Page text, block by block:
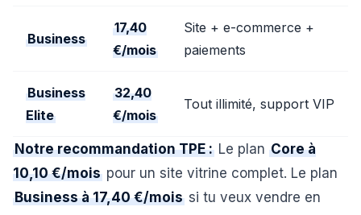
Business
17,40
€/mois
Site + e-commerce +
paiements
Business
Elite
32,40
€/mois
Tout illimité, support VIP
Notre recommandation TPE : Le plan Core à
10,10 €/mois pour un site vitrine complet. Le plan
Business à 17,40 €/mois si tu veux vendre en